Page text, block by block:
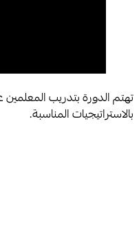
تهتم الدورة بتدريب المعلمين
بالاستراتيجيات المناسبة.